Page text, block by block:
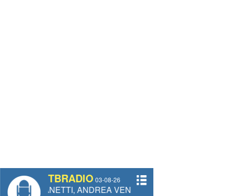
TBRADIO 03-08-26
ANDREA VENDRAME, FILIPPO FIORELLI